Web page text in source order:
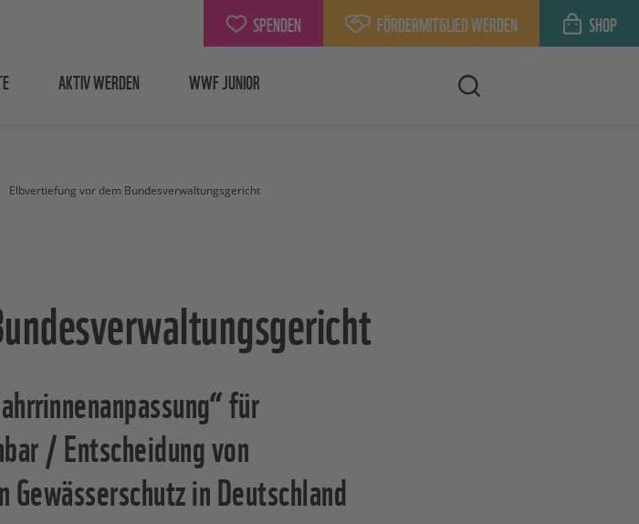
SPENDEN FÖRDERMITGLIED WERDEN SHOP
AKTIV WERDEN WWF JUNIOR
Elbvertiefung vor dem Bundesverwaltungsgericht
für
/ Entscheidung von
in Deutschland